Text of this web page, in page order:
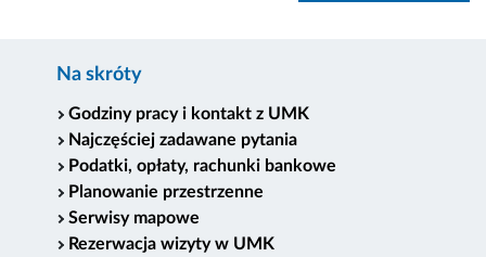
Na skróty
Godziny pracy i kontakt z UMK
Najczęściej zadawane pytania
Podatki, opłaty, rachunki bankowe
Planowanie przestrzenne
Serwisy mapowe
Rezerwacja wizyty w UMK